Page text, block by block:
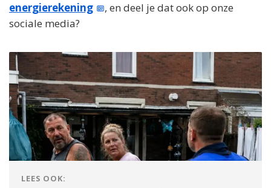
energierekening
, en deel je dat ook op onze
sociale media?
LEES OOK: